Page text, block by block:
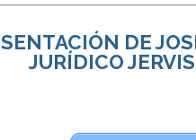
DE
JURÍDICO